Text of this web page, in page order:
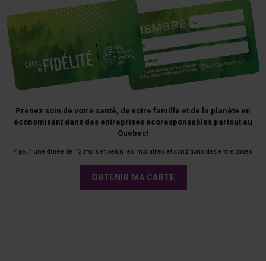
Prenez soin de votre santé, de votre famille et de la planète en
économisant dans des entreprises écoresponsables partout au
Québec!
* pour une durée de 12 mois et selon les modalités et conditions des entreprises
OBTENIR MA CARTE